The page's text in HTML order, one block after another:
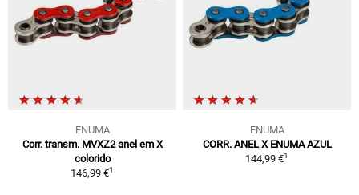
ENUMA
Corr. transm. MVXZ2 anel em X
colorido
146,99 €1
ENUMA
CORR. ANEL X ENUMA AZUL
144,99 €1